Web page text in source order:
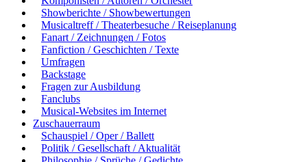
Showberichte / Showbewertungen
Musicaltreff / Theaterbesuche / Reiseplanung
Fanart / Zeichnungen / Fotos
Fanfiction / Geschichten / Texte
Umfragen
Backstage
Fragen zur Ausbildung
Fanclubs
Musical-Websites im Internet
Zuschauerraum
Schauspiel / Oper / Ballett
Politik / Gesellschaft / Aktualität